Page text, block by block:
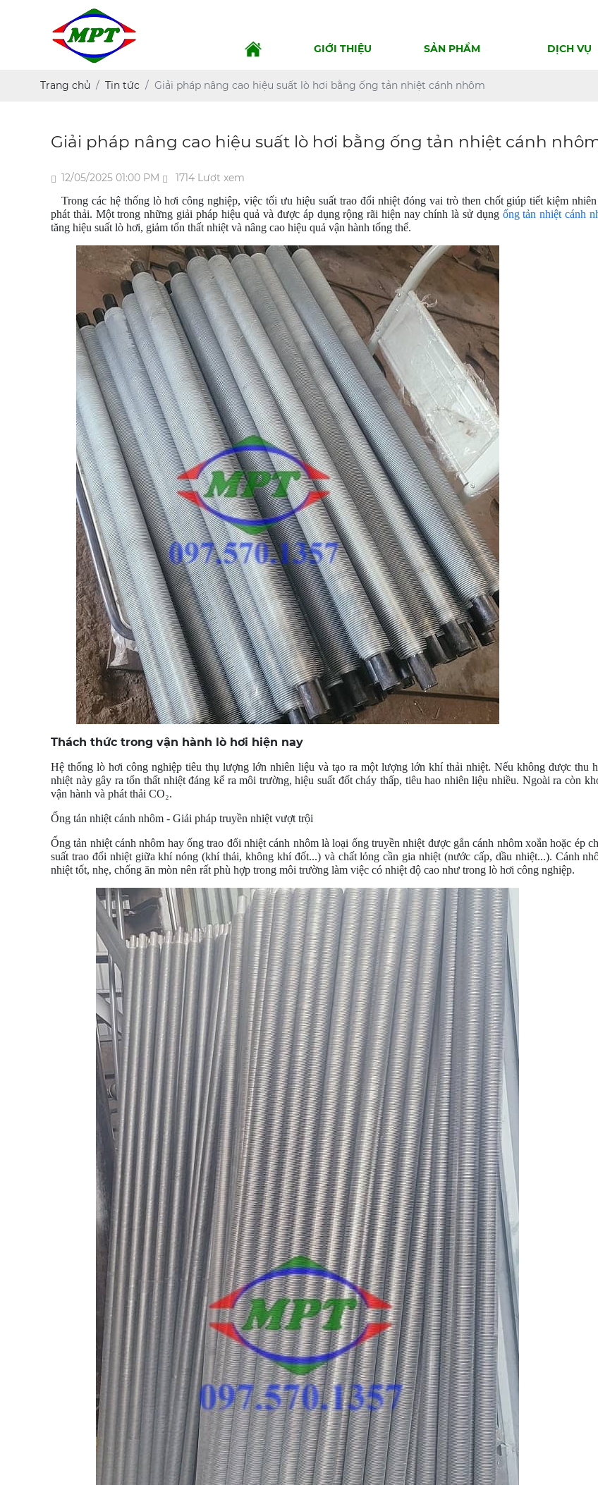
GIỚI THIỆU SẢN PHẨM DỊCH VỤ
Trang chủ Tin tức Giải pháp nâng cao hiệu suất lò hơi bằng ống tản nhiệt cánh nhôm
Giải pháp nâng cao hiệu suất lò hơi bằng ống tản nhiệt cánh
12/05/2025 01:00 PM 1714 Lượt xem
Trong các hệ thống lò hơi công nghiệp, việc tối ưu hiệu suất trao đổi nhiệt đóng vai trò then chốt giúp tiết kiệm
phát thải. Một trong những giải pháp hiệu quả và được áp dụng rộng rãi hiện nay chính là sử dụng ống tản nhiệt cánh
tăng hiệu suất lò hơi, giảm tổn thất nhiệt và nâng cao hiệu quả vận hành tổng thể.
Thách thức trong vận hành lò hơi hiện nay
Hệ thống lò hơi công nghiệp tiêu thụ lượng lớn nhiên liệu và tạo ra một lượng lớn khí thải nhiệt. Nếu không được thu
nhiệt này gây ra tổn thất nhiệt đáng kể ra môi trường, hiệu suất đốt cháy thấp, tiêu hao nhiên liệu nhiều. Ngoài ra còn
vận hành và phát thải CO₂.
Ống tản nhiệt cánh nhôm - Giải pháp truyền nhiệt vượt trội
Ống tản nhiệt cánh nhôm hay ống trao đổi nhiệt cánh nhôm là loại ống truyền nhiệt được gắn cánh nhôm xoắn hoặc ép
suất trao đổi nhiệt giữa khí nóng (khí thải, không khí đốt...) và chất lỏng cần gia nhiệt (nước cấp, dầu nhiệt...). Cánh
nhiệt tốt, nhẹ, chống ăn mòn nên rất phù hợp trong môi trường làm việc có nhiệt độ cao như trong lò hơi công nghiệp.